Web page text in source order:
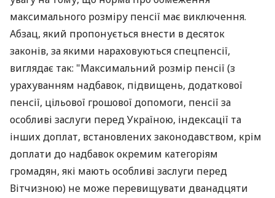
максимального розміру пенсії має виключення.
Абзац, який пропонується внести в десяток
законів, за якими нараховуються спецпенсії,
виглядає так: "Максимальний розмір пенсії (з
урахуванням надбавок, підвищень, додаткової
пенсії, цільової грошової допомоги, пенсії за
особливі заслуги перед Україною, індексації та
інших доплат, встановлених законодавством, крім
доплати до надбавок окремим категоріям
громадян, які мають особливі заслуги перед
Вітчизною) не може перевищувати дванадцяти